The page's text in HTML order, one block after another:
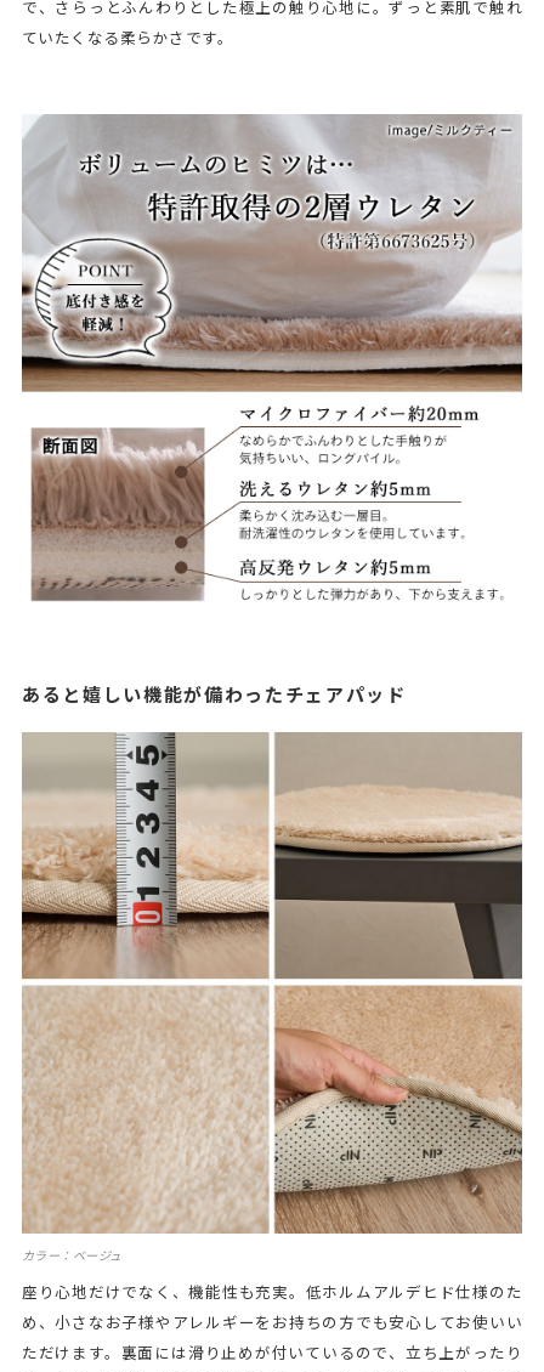
で、さらっとふんわりとした極上の触り心地に。ずっと素肌で触れ
ていたくなる柔らかさです。
あると嬉しい機能が備わったチェアパッド
カラー：ベージュ
座り心地だけでなく、機能性も充実。低ホルムアルデヒド仕様のた
め、小さなお子様やアレルギーをお持ちの方でも安心してお使いい
ただけます。裏面には滑り止めが付いているので、立ち上がったり